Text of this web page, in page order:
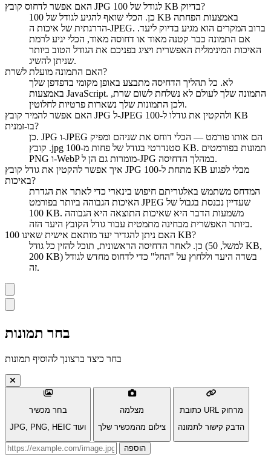
האם אפשר לדחוס קובץ JPG לגודל של 100 KB בדיוק?
כן. הכלי שואף להגיע לגודל של 100 KB באמצעות הפחתה
הדרגתית של איכות ה-JPEG. ברוב המקרים הוא מגיע בדיוק ליעד.
אם התמונה כבר קטנה מאוד או דחוסה מאוד, הכלי יגיע לרמת
האיכות המינימלית האפשרית ויציג בפניכם את הגודל הטוב ביותר
שניתן להשיג.
האם התמונה מועלת לשרת?
לא. כל תהליך הדחיסה מתבצע באופן מקומי בדפדפן שלך
באמצעות JavaScript. התמונה שלך לעולם לא נשלחת לשום שרת,
ולכן התמונות שלך נשארות פרטיות לחלוטין.
האם אפשר להמיר קובץ JPG ל-JPEG ולהקטין את גודלו ל-100 KB
בו-זמנית?
כן. JPG ו-JPEG הם אותו פורמט — הכלי דוחס את שניהם ומפיק
קובץ .jpg סטנדרטי בגודל של פחות מ-100 KB. תמונות בפורמטים
PNG ו-WebP מומרות גם הן ל-JPG במהלך הדחיסה.
איך אפשר להקטין את גודל קובץ JPG מתחת ל-100 KB מבלי לפגוע
באיכות?
המדחס משתמש באלגוריתם חיפוש בינארי כדי לאתר את הגדרת
האיכות הגבוהה ביותר בפורמט JPEG שעדיין נכנסת בגבול של
100 KB. משמעות הדבר היא שאיכות התוצאה היא הגבוהה
ביותר האפשרית מבחינה מתמטית עבור גודל הקובץ היעד הזה.
האם ניתן להגדיר יעד מותאם אישית שאינו 100 KB?
כן. לאחר הדחיסה הראשונית, תוכל להזין כל גודל (למשל, 50 KB,
200 KB) בשדה היעד וללחוץ על "החל" כדי לדחוס מחדש לגודל
זה.
בחר תמונות
בחר כיצד ברצונך להוסיף תמונות
בחר מכשיר
JPG, PNG, HEIC ועוד
מצלמה
צילום מהמכשיר שלך
כתובת URL מרחוק
הדבק קישור לתמונה
Image URL הוספה